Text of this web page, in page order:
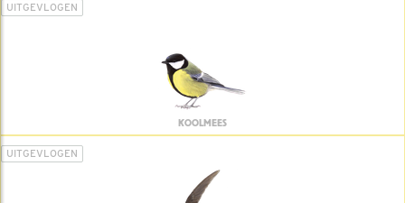
UITGEVLOGEN
KOOLMEES
UITGEVLOGEN